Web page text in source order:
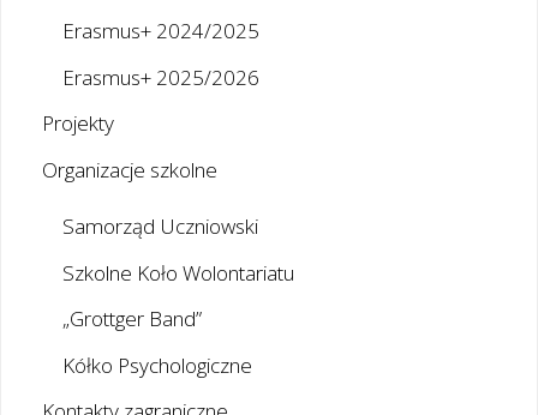
Erasmus+ 2024/2025
Erasmus+ 2025/2026
Projekty
Organizacje szkolne
Samorząd Uczniowski
Szkolne Koło Wolontariatu
„Grottger Band”
Kółko Psychologiczne